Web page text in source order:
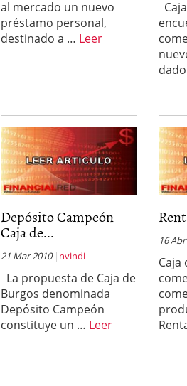
condiciones pedir?
09/
al mercado un nuevo
préstamo personal,
destinado a … Leer
Depósito Campeón
Caja de...
21 Mar 2010 nvindi
La propuesta de Caja de
Burgos denominada
Depósito Campeón
constituye un … Leer
16
Caja